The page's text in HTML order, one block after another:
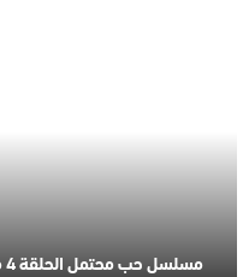
مسلسل حب محتمل الحلقة 4 مترجم